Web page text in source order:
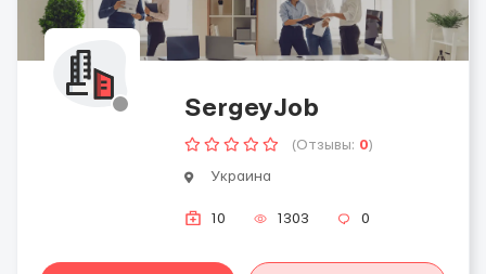
SergeyJob
(Отзывы: 0)
Украина
10 1303 0